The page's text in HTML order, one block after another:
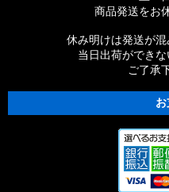
商品発送をお
休み明けは発送が混
当日出荷ができな
ご了承
お